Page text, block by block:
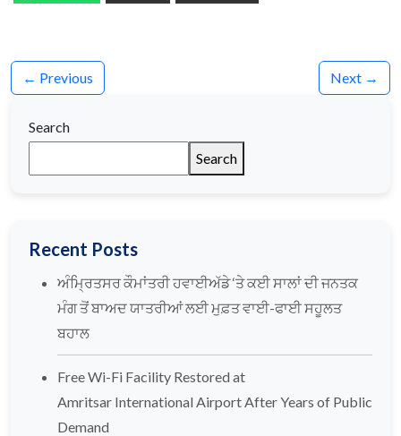
← Previous Next →
Search
Search
Recent Posts
ਅੰਮ੍ਰਿਤਸਰ ਕੌਮਾਂਤਰੀ ਹਵਾਈਅੱਡੇ ‘ਤੇ ਕਈ ਸਾਲਾਂ ਦੀ ਜਨਤਕ
ਮੰਗ ਤੋਂ ਬਾਅਦ ਯਾਤਰੀਆਂ ਲਈ ਮੁਫ਼ਤ ਵਾਈ-ਫਾਈ ਸਹੂਲਤ
ਬਹਾਲ
Free Wi-Fi Facility Restored at
Amritsar International Airport After Years of Public
Demand